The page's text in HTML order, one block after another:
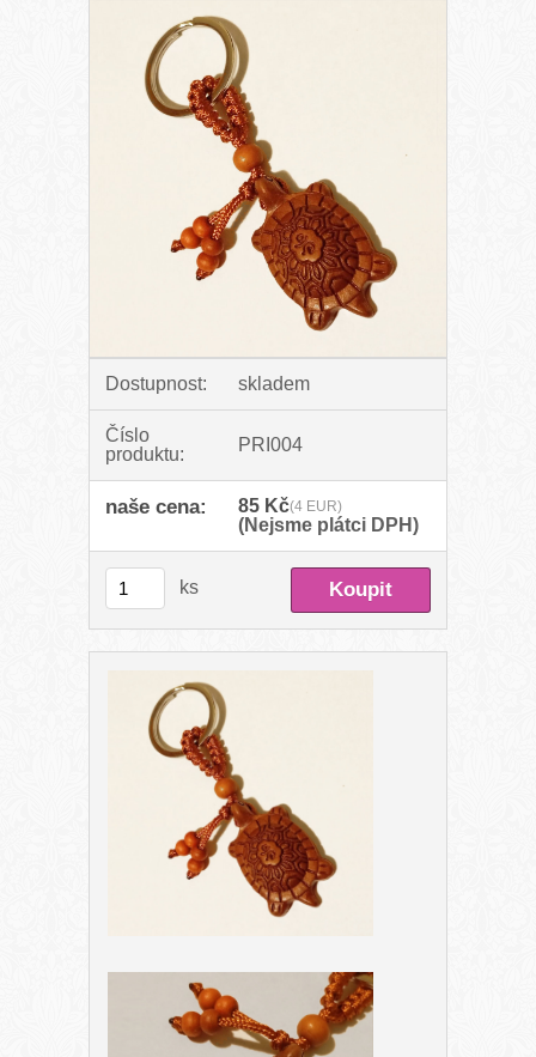
Dostupnost: skladem
Číslo
produktu:
PRI004
naše cena: 85 Kč(4 EUR)
(Nejsme plátci DPH)
ks